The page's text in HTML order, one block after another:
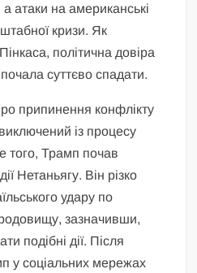
атаки на американські
кризи. Як
політична довіра
суттєво спадати.
припинення конфлікту
із процесу
того, Трамп почав
Нетаньягу. Він різко
удару по
зазначивши,
подібні дії. Після
у соціальних мережах